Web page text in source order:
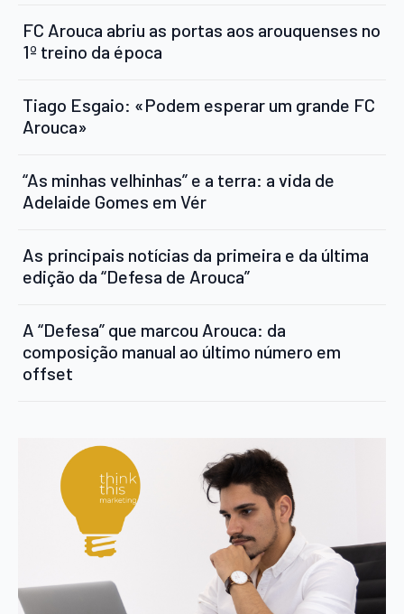
FC Arouca abriu as portas aos arouquenses no
1º treino da época
Tiago Esgaio: «Podem esperar um grande FC
Arouca»
“As minhas velhinhas” e a terra: a vida de
Adelaide Gomes em Vér
As principais notícias da primeira e da última
edição da “Defesa de Arouca”
A “Defesa” que marcou Arouca: da
composição manual ao último número em
offset